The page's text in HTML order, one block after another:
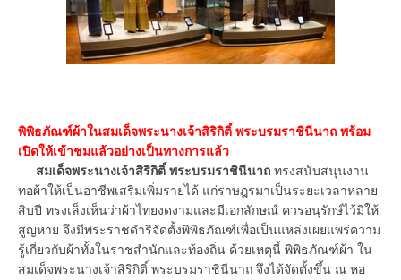
พิพิธภัณฑ์ผ้าในสมเด็จพระนางเจ้าสิริกิติ์ พระบรมราชินีนาถ พร้อม
เปิดให้เข้าชมแล้วอย่างเป็นทางการแล้ว
สมเด็จพระนางเจ้าสิริกิติ์ พระบรมราชินีนาถ ทรงสนับสนุนงาน
ทอผ้าให้เป็นอาชีพเสริมเพิ่มรายได้ แก่ราษฎรมาเป็นระยะเวลาหลาย
สิบปี ทรงเล็งเห็นว่าผ้าไทยงดงามและมีเอกลักษณ์ ควรอนุรักษ์ไว้มิให้
สูญหาย จึงมีพระราชดำริจัดตั้งพิพิธภัณฑ์เพื่อเป็นแหล่งเผยแพร่ความ
รู้เกี่ยวกับผ้าทั้งในราชสำนักและท้องถิ่น ด้วยเหตุนี้ พิพิธภัณฑ์ผ้า ใน
สมเด็จพระนางเจ้าสิริกิติ์ พระบรมราชินีนาถ จึงได้จัดตั้งขึ้น ณ หอ